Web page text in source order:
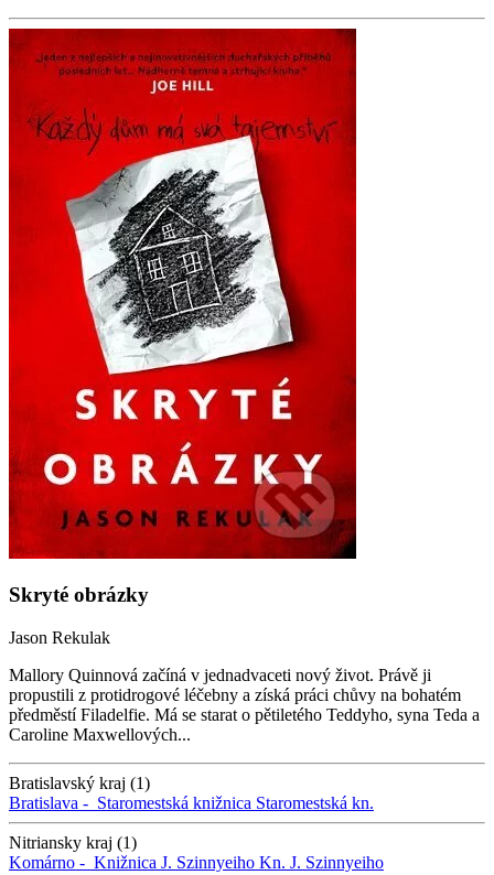
Skryté obrázky
Jason Rekulak
Mallory Quinnová začíná v jednadvaceti nový život. Právě ji
propustili z protidrogové léčebny a získá práci chůvy na bohatém
předměstí Filadelfie. Má se starat o pětiletého Teddyho, syna Teda a
Caroline Maxwellových...
Bratislavský kraj (1)
Bratislava - Staromestská knižnica Staromestská kn.
Nitriansky kraj (1)
Komárno - Knižnica J. Szinnyeiho Kn. J. Szinnyeiho